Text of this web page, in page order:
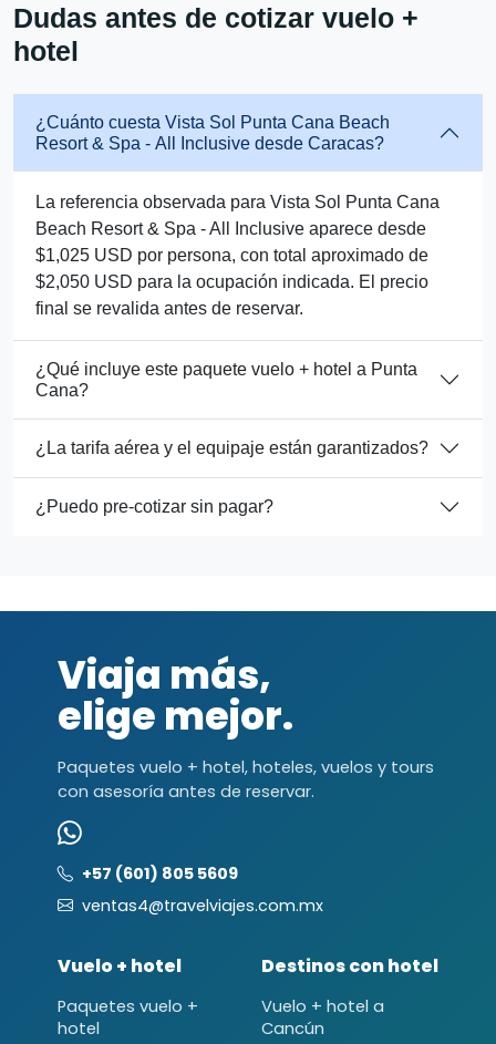
Dudas antes de cotizar vuelo +
hotel
¿Cuánto cuesta Vista Sol Punta Cana Beach
Resort & Spa - All Inclusive desde Caracas?
La referencia observada para Vista Sol Punta Cana
Beach Resort & Spa - All Inclusive aparece desde
$1,025 USD por persona, con total aproximado de
$2,050 USD para la ocupación indicada. El precio
final se revalida antes de reservar.
¿Qué incluye este paquete vuelo + hotel a Punta
Cana?
¿La tarifa aérea y el equipaje están garantizados?
¿Puedo pre-cotizar sin pagar?
Viaja más,
elige mejor.
Paquetes vuelo + hotel, hoteles, vuelos y tours
con asesoría antes de reservar.
+57 (601) 805 5609
ventas4@travelviajes.com.mx
Vuelo + hotel
Paquetes vuelo +
hotel
Destinos con hotel
Vuelo + hotel a
Cancún